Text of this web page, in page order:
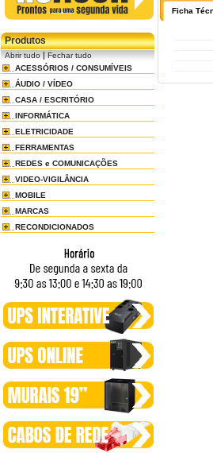
Produtos
Abrir tudo|Fechar tudo
ACESSÓRIOS / CONSUMÍVEIS
ÁUDIO / VÍDEO
CASA / ESCRITÓRIO
INFORMÁTICA
ELETRICIDADE
FERRAMENTAS
REDES e COMUNICAÇÕES
VIDEO-VIGILÂNCIA
MOBILE
MARCAS
RECONDICIONADOS
Ficha